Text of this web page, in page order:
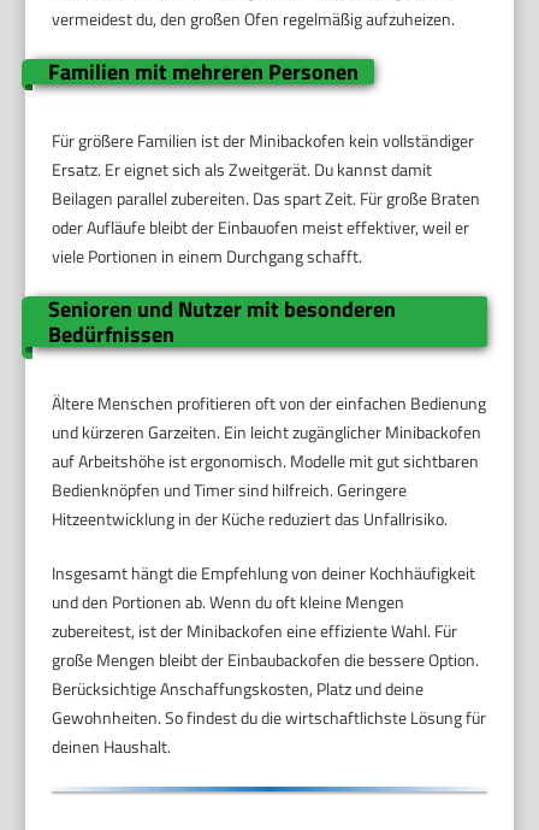
vermeidest du, den großen Ofen regelmäßig aufzuheizen.
Familien mit mehreren Personen
Für größere Familien ist der Minibackofen kein vollständiger
Ersatz. Er eignet sich als Zweitgerät. Du kannst damit
Beilagen parallel zubereiten. Das spart Zeit. Für große Braten
oder Aufläufe bleibt der Einbauofen meist effektiver, weil er
viele Portionen in einem Durchgang schafft.
Senioren und Nutzer mit besonderen
Bedürfnissen
Ältere Menschen profitieren oft von der einfachen Bedienung
und kürzeren Garzeiten. Ein leicht zugänglicher Minibackofen
auf Arbeitshöhe ist ergonomisch. Modelle mit gut sichtbaren
Bedienknöpfen und Timer sind hilfreich. Geringere
Hitzeentwicklung in der Küche reduziert das Unfallrisiko.
Insgesamt hängt die Empfehlung von deiner Kochhäufigkeit
und den Portionen ab. Wenn du oft kleine Mengen
zubereitest, ist der Minibackofen eine effiziente Wahl. Für
große Mengen bleibt der Einbaubackofen die bessere Option.
Berücksichtige Anschaffungskosten, Platz und deine
Gewohnheiten. So findest du die wirtschaftlichste Lösung für
deinen Haushalt.